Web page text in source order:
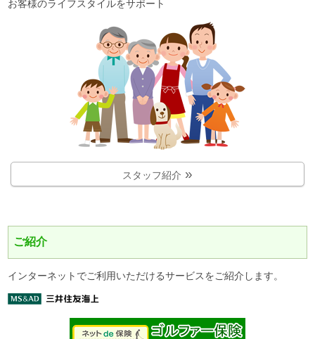
お客様のライフスタイルをサポート
スタッフ紹介
ご紹介
インターネットでご利用いただけるサービスをご紹介します。